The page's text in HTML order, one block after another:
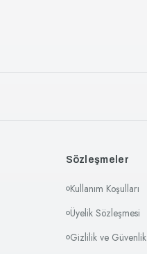
Sözleşmeler
Kullanım Koşulları
Üyelik Sözleşmesi
Gizlilik ve Güvenlik